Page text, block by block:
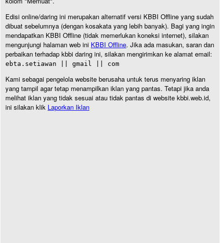
Edisi online/daring ini merupakan alternatif versi KBBI Offline yang sudah
dibuat sebelumnya (dengan kosakata yang lebih banyak). Bagi yang ingin
mendapatkan KBBI Offline (tidak memerlukan koneksi internet), silakan
mengunjungi halaman web ini KBBI Offline. Jika ada masukan, saran dan
perbaikan terhadap kbbi daring ini, silakan mengirimkan ke alamat email:
ebta.setiawan || gmail || com
Kami sebagai pengelola website berusaha untuk terus menyaring iklan
yang tampil agar tetap menampilkan iklan yang pantas. Tetapi jika anda
melihat iklan yang tidak sesuai atau tidak pantas di website kbbi.web.id,
ini silakan klik Laporkan Iklan